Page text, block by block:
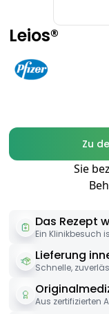
Leios®
Zu
Sie
Das Rezept
Ein Klinikbesuch
Lieferung
Schnelle,
Aus zertifizierten